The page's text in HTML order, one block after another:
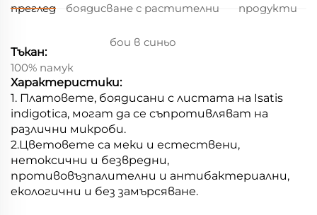
преглед боядисване с растителни
бои в синьо
продукти
Тъкан:
100% памук
Характеристики:
1. Платовете, боядисани с листата на Isatis
indigotica, могат да се съпротивляват на
различни микроби.
2.Цветовете са меки и естествени,
нетоксични и безвредни,
противовъзпалителни и антибактериални,
екологични и без замърсяване.